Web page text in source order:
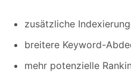
zusätzliche
breitere Keyword-
mehr potenzielle